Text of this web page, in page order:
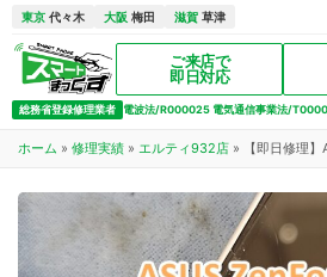
東京 代々木 大阪 梅田 滋賀 草津
ご来店で
即日対応
総務省登録修理業者 電波法/R000025 電気通信事業法/
ホーム » 修理実績 » エルティ932店 » 【即日修理